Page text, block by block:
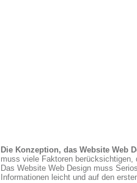
Die Konzeption, das Website Web
muss viele Faktoren
Das Website Web Design muss
Informationen leicht und auf den